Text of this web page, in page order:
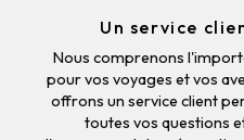
Un service
Nous comprenons
pour vos voyages et vos
offrons un service client
toutes vos questions